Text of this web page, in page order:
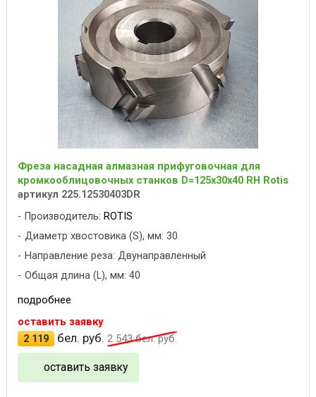
Фреза насадная алмазная прифуговочная для
кромкооблицовочных станков D=125x30x40 RH Rotis
артикул 225.12530403DR
Производитель: ROTIS
Диаметр хвостовика (S), мм: 30
Направление реза: Двунаправленный
Общая длина (L), мм: 40
подробнее
оставить заявку
2 119
бел. руб. 2 543бел. руб.
оставить заявку